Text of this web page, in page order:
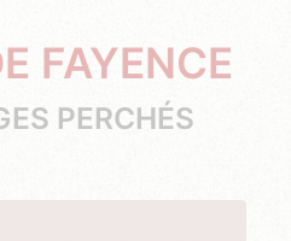
FAYENCE
PERCHÉS